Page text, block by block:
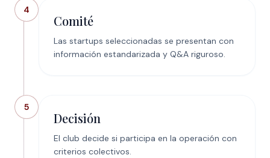
4
Comité
Las startups seleccionadas se presentan con
información estandarizada y Q&A riguroso.
5
Decisión
El club decide si participa en la operación con
criterios colectivos.